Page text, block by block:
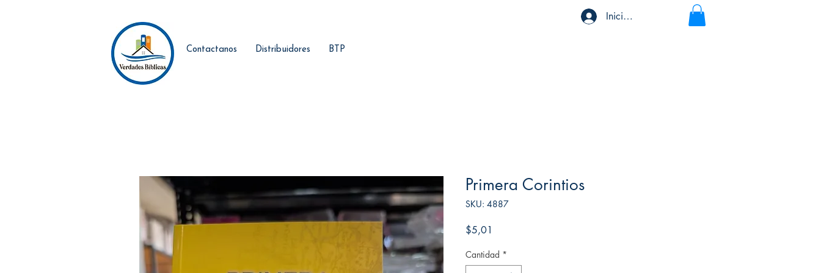
Iniciar sesión
Contactanos Distribuidores BTP
Primera Corintios
SKU: 4887
$5,01
Cantidad *